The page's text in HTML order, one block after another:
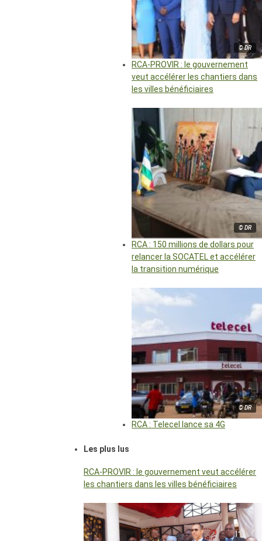
© DR
RCA-PROVIR : le gouvernement
veut accélérer les chantiers dans
les villes bénéficiaires
© DR
RCA : 150 millions de dollars pour
relancer la SOCATEL et accélérer
la transition numérique
© DR
RCA : Telecel lance sa 4G
Les plus lus
RCA-PROVIR : le gouvernement veut accélérer
les chantiers dans les villes bénéficiaires